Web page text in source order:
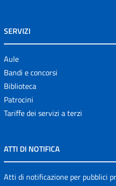
SERVIZI
Aule
Bandi e concorsi
Biblioteca
Patrocini
Tariffe dei servizi a terzi
ATTI DI NOTIFICA
Atti di notificazione per pubblici